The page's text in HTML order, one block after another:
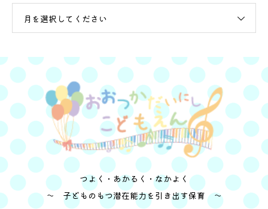
月を選択してください
つよく・あかるく・なかよく
～ 子どものもつ潜在能力を引き出す保育 ～